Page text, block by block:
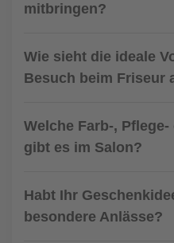
mitbringen?
Wie sieht die ideale
Besuch beim Friseur
Welche Farb-,
gibt es im Salon?
Habt Ihr
besondere Anlässe?